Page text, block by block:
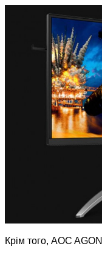
Крім того, AOC